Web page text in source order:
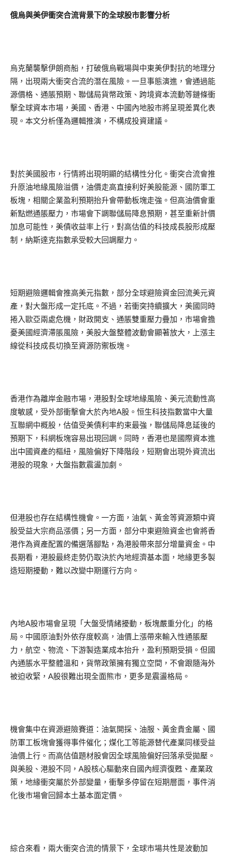
俄烏與美伊衝突合流背景下的全球股市影響分析
烏克蘭襲擊伊朗商船，打破俄烏戰場與中東美伊對抗的地理分
隔，出現兩大衝突合流的潛在風險。一旦事態演進，會通過能
源價格、通脹預期、聯儲局貨幣政策、跨境資本流動等鏈條衝
擊全球資本市場，美國、香港、中國內地股市將呈現差異化表
現。本文分析僅為邏輯推演，不構成投資建議。
對於美國股市，行情將出現明顯的結構性分化。衝突合流會推
升原油地緣風險溢價，油價走高直接利好美股能源、國防軍工
板塊，相關企業盈利預期抬升會帶動板塊走強。但高油價會重
新點燃通脹壓力，市場會下調聯儲局降息預期，甚至重新計價
加息可能性，美債收益率上行，對高估值的科技成長股形成壓
制，納斯達克指數承受較大回調壓力。
短期避險邏輯會推高美元指數，部分全球避險資金回流美元資
產，對大盤形成一定托底。不過，若衝突持續擴大，美國同時
捲入歐亞兩處危機，財政開支、通脹雙重壓力疊加，市場會擔
憂美國經濟滯脹風險，美股大盤整體波動會顯著放大，上漲主
線從科技成長切換至資源防禦板塊。
香港作為離岸金融市場，港股對全球地緣風險、美元流動性高
度敏感，受外部衝擊會大於內地A股。恒生科技指數當中大量
互聯網中概股，估值受美債利率約束最強，聯儲局降息延後的
預期下，科網板塊容易出現回調。同時，香港也是國際資本進
出中國資產的樞紐，風險偏好下降階段，短期會出現外資流出
港股的現象，大盤指數震盪加劇。
但港股也存在結構性機會。一方面，油氣、黃金等資源類中資
股受益大宗商品漲價；另一方面，部分中東避險資金也會將香
港作為資產配置的備選落腳點，為港股帶來部分增量資金。中
長期看，港股最終走勢仍取決於內地經濟基本面，地緣更多製
造短期擾動，難以改變中期運行方向。
內地A股市場會呈現「大盤受情緒擾動，板塊嚴重分化」的格
局。中國原油對外依存度較高，油價上漲帶來輸入性通脹壓
力，航空、物流、下游製造業成本抬升，盈利預期受損。但國
內通脹水平整體溫和，貨幣政策擁有獨立空間，不會跟隨海外
被迫收緊，A股很難出現全面熊市，更多是震盪格局。
機會集中在資源避險賽道：油氣開採、油服、黃金貴金屬、國
防軍工板塊會獲得事件催化；煤化工等能源替代產業同樣受益
油價上行。而高估值題材股會因全球風險偏好回落承受拋壓。
與美股、港股不同，A股核心驅動來自國內經濟復甦、產業政
策，地緣衝突屬於外部變量，衝擊多停留在短期層面，事件消
化後市場會回歸本土基本面定價。
綜合來看，兩大衝突合流的情景下，全球市場共性是波動加